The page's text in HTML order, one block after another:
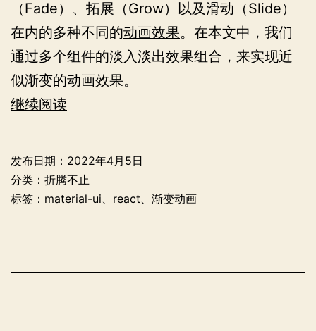
（Fade）、拓展（Grow）以及滑动（Slide）
在内的多种不同的动画效果。在本文中，我们
通过多个组件的淡入淡出效果组合，来实现近
似渐变的动画效果。
继续阅读
渐
变
效
发布日期： 2022年4月5日
分类： 折腾不止
标签： material-ui react 渐变动画